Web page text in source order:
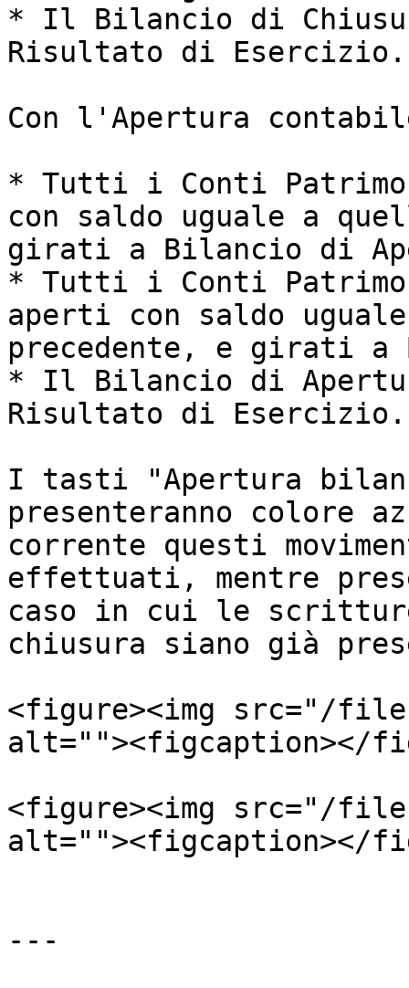
* Il Bilancio di
Risultato di Esercizio.
Con l'Apertura
* Tutti i Conti
con saldo uguale a
girati a Bilancio di
* Tutti i Conti
aperti con saldo
precedente, e girati a
* Il Bilancio di
Risultato di Esercizio.
I tasti "Apertura
presenteranno colore
corrente questi
effettuati, mentre
caso in cui le
chiusura siano già
<figure><img src="/files/
alt=""><figcaption></
<figure><img src="/files/
alt=""><figcaption></
---